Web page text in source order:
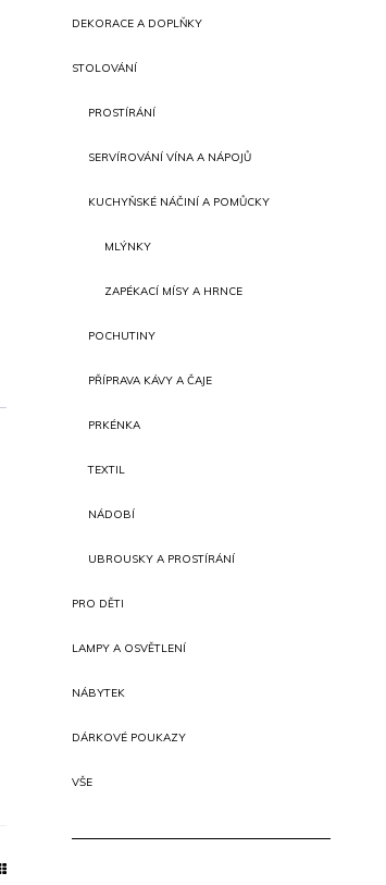
DEKORACE A DOPLŇKY
STOLOVÁNÍ
PROSTÍRÁNÍ
SERVÍROVÁNÍ VÍNA A NÁPOJŮ
KUCHYŇSKÉ NÁČINÍ A POMŮCKY
MLÝNKY
ZAPÉKACÍ MÍSY A HRNCE
POCHUTINY
PŘÍPRAVA KÁVY A ČAJE
PRKÉNKA
TEXTIL
NÁDOBÍ
UBROUSKY A PROSTÍRÁNÍ
PRO DĚTI
LAMPY A OSVĚTLENÍ
NÁBYTEK
DÁRKOVÉ POUKAZY
VŠE